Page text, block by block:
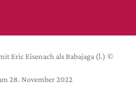
Eric Eisenach als Babajaga (l.) ©
28. November 2022